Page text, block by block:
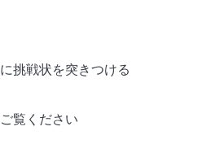
挑戦状を突きつける
覧ください